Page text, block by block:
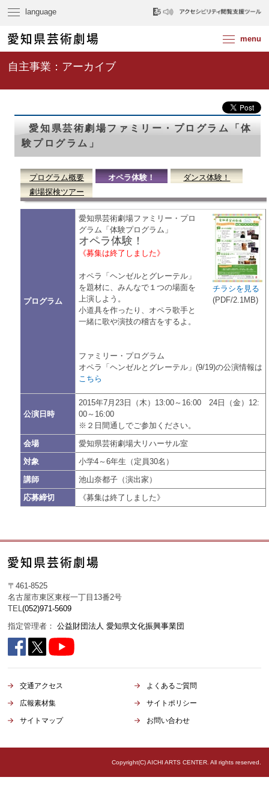
自主事業：アーカイブ
愛知県芸術劇場ファミリー・プログラム「体
験プログラム」
プログラム概要 オペラ体験！
ダンス体験！
劇場探検ツアー
プログラム
チラシを見る
(PDF/2.1MB)
愛知県芸術劇場ファミリー・プロ
グラム「体験プログラム」
オペラ体験！
《募集は終了しました》
オペラ「ヘンゼルとグレーテル」
を題材に、みんなで１つの場面を
上演しよう。
小道具を作ったり、オペラ歌手と
一緒に歌や演技の稽古をするよ。
ファミリー・プログラム
オペラ「ヘンゼルとグレーテル」(9/19)の公演情報は
こちら
公演日時
2015年7月23日（木）13:00～16:00 24日（金）12:
00～16:00
※２日間通しでご参加ください。
会場
愛知県芸術劇場大リハーサル室
対象
小学4～6年生（定員30名）
講師
池山奈都子（演出家）
応募締切
《募集は終了しました》
〒461-8525
名古屋市東区東桜一丁目13番2号
TEL(052)971-5609
指定管理者：公益財団法人 愛知県文化振興事業団
交通アクセス よくあるご質問
広報素材集 サイトポリシー
サイトマップ お問い合わせ
Copyright(C) AICHI ARTS CENTER. All rights reserved.